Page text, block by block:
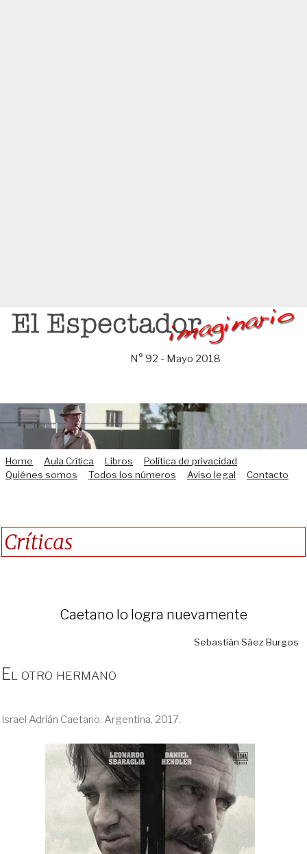
Saltar
N° 92 - Mayo 2018
Home Aula Crítica Libros
Política de privacidad
Quiénes somos
Todos los números Aviso legal Contacto
Críticas
Caetano lo logra nuevamente
Sebastián Sáez Burgos
El otro hermano
Israel Adrián Caetano. Argentina, 2017.